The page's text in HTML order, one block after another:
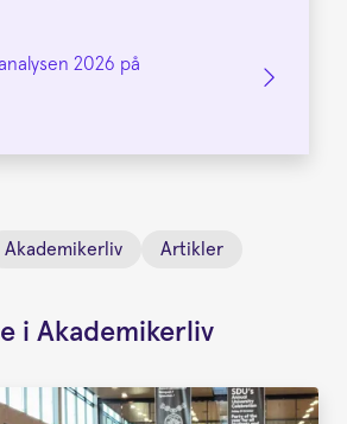
2026 på
Akademikerliv Artikler
i Akademikerliv